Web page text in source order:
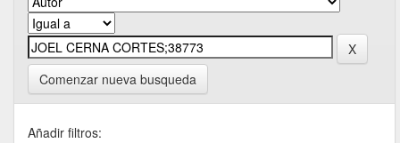
Comenzar nueva busqueda
Añadir filtros: